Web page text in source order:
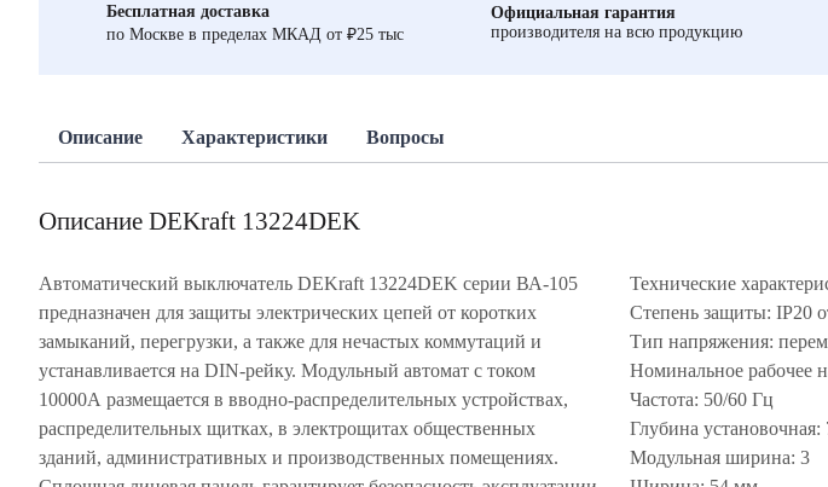
Бесплатная доставка
по Москве в пределах МКАД от ₽25 тыс
Официальная гарантия
производителя на всю продукцию
Описание Характеристики Вопросы
Описание DEKraft 13224DEK
Автоматический выключатель DEKraft 13224DEK серии ВА-105
предназначен для защиты электрических цепей от коротких
замыканий, перегрузки, а также для нечастых коммутаций и
устанавливается на DIN-рейку. Модульный автомат с током
10000А размещается в вводно-распределительных устройствах,
распределительных щитках, в электрощитах общественных
зданий, административных и производственных помещениях.
Технические
Степень защиты: IP20
Тип напряжения:
Номинальное рабочее
Частота: 50/60 Гц
Глубина
Модульная ширина: 3